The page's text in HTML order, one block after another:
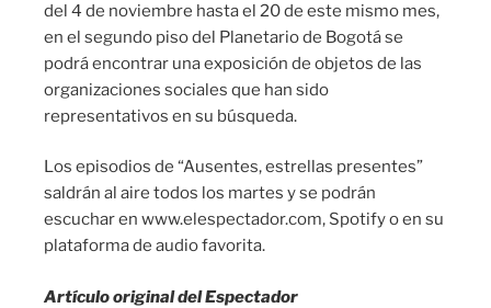
del 4 de noviembre hasta el 20 de este mismo mes,
en el segundo piso del Planetario de Bogotá se
podrá encontrar una exposición de objetos de las
organizaciones sociales que han sido
representativos en su búsqueda.
Los episodios de “Ausentes, estrellas presentes”
saldrán al aire todos los martes y se podrán
escuchar en www.elespectador.com, Spotify o en su
plataforma de audio favorita.
Artículo original del Espectador